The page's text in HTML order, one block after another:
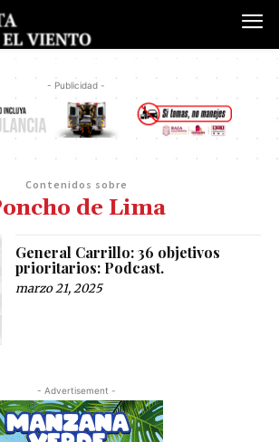
- Publicidad -
Contenidos sobre
de Lima
General Carrillo: 36 objetivos
prioritarios: Podcast.
marzo 21, 2025
- Advertisement -